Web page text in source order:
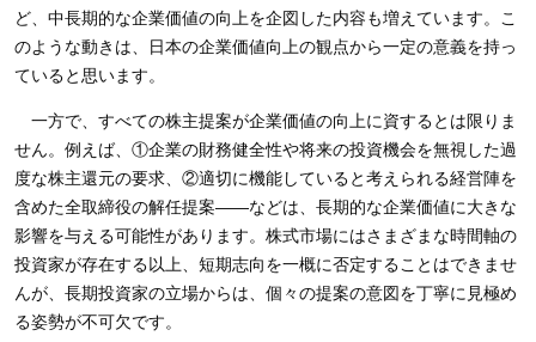
ど、中長期的な企業価値の向上を企図した内容も増えています。こ
のような動きは、日本の企業価値向上の観点から一定の意義を持っ
ていると思います。
一方で、すべての株主提案が企業価値の向上に資するとは限りま
せん。例えば、 ①企業の財務健全性や将来の投資機会を無視した過
度な株主還元の要求、 ②適切に機能していると考えられる経営陣を
含めた全取締役の解任提案――などは、長期的な企業価値に大きな
影響を与える可能性があります。株式市場にはさまざまな時間軸の
投資家が存在する以上、短期志向を一概に否定することはできませ
んが、長期投資家の立場からは、個々の提案の意図を丁寧に見極め
る姿勢が不可欠です。